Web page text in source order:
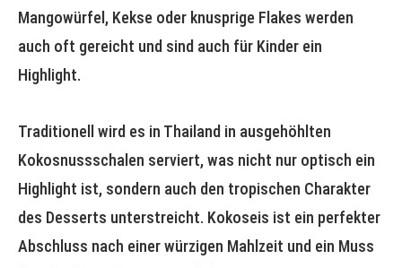
Mangowürfel, Kekse oder knusprige Flakes werden
auch oft gereicht und sind auch für Kinder ein
Highlight.
Traditionell wird es in Thailand in ausgehöhlten
Kokosnussschalen serviert, was nicht nur optisch ein
Highlight ist, sondern auch den tropischen Charakter
des Desserts unterstreicht. Kokoseis ist ein perfekter
Abschluss nach einer würzigen Mahlzeit und ein Muss